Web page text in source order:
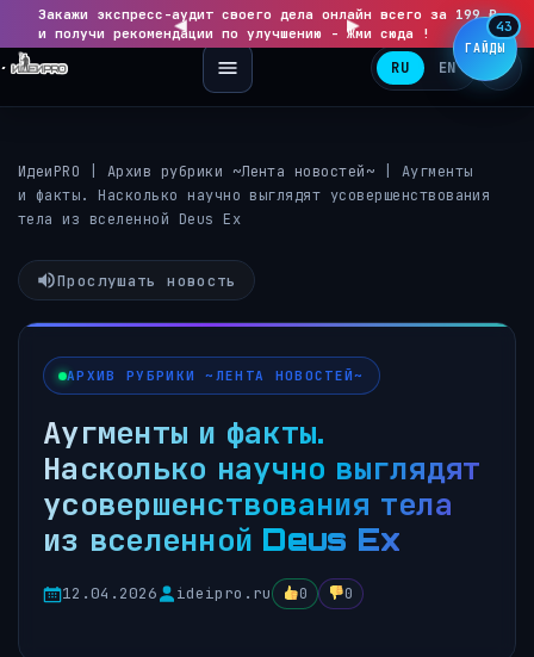
Закажи экспресс-аудит своего дела онлайн всего за 199 ₽
и получи рекомендации по улучшению - Жми сюда !
▶
RU EN
ИдеиPRO Архив рубрики ~Лента новостей~
Аугменты
и факты. Насколько научно выглядят усовершенствования
тела из вселенной Deus Ex
Прослушать новость
АРХИВ РУБРИКИ ~ЛЕНТА НОВОСТЕЙ~
Аугменты и факты.
Насколько научно выглядят
усовершенствования тела
из вселенной Deus Ex
12.04.2026 ideipro.ru 0 0
ГАЙДЫ
43